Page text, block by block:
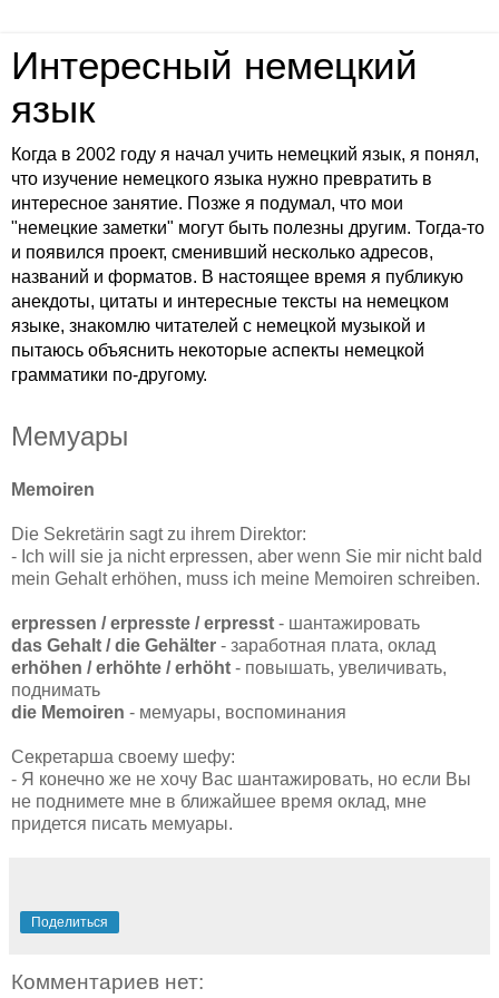
Интересный немецкий
язык
Когда в 2002 году я начал учить немецкий язык, я понял,
что изучение немецкого языка нужно превратить в
интересное занятие. Позже я подумал, что мои
"немецкие заметки" могут быть полезны другим. Тогда-то
и появился проект, сменивший несколько адресов,
названий и форматов. В настоящее время я публикую
анекдоты, цитаты и интересные тексты на немецком
языке, знакомлю читателей с немецкой музыкой и
пытаюсь объяснить некоторые аспекты немецкой
грамматики по-другому.
Мемуары
Memoiren
Die Sekretärin sagt zu ihrem Direktor:
- Ich will sie ja nichterpressen, aber wenn Sie mir nicht bald
mein Gehalt erhöhen, muss ich meine Memoiren schreiben.
erpressen / erpresste / erpresst - шантажировать
das Gehalt / die Gehälter - заработная плата, оклад
erhöhen / erhöhte / erhöht - повышать, увеличивать,
поднимать
die Memoiren - мемуары, воспоминания
Секретарша своему шефу:
- Я конечно же не хочу Вас шантажировать, но если Вы
не поднимете мне в ближайшее время оклад, мне
придется писать мемуары.
Поделиться
Комментариев нет: